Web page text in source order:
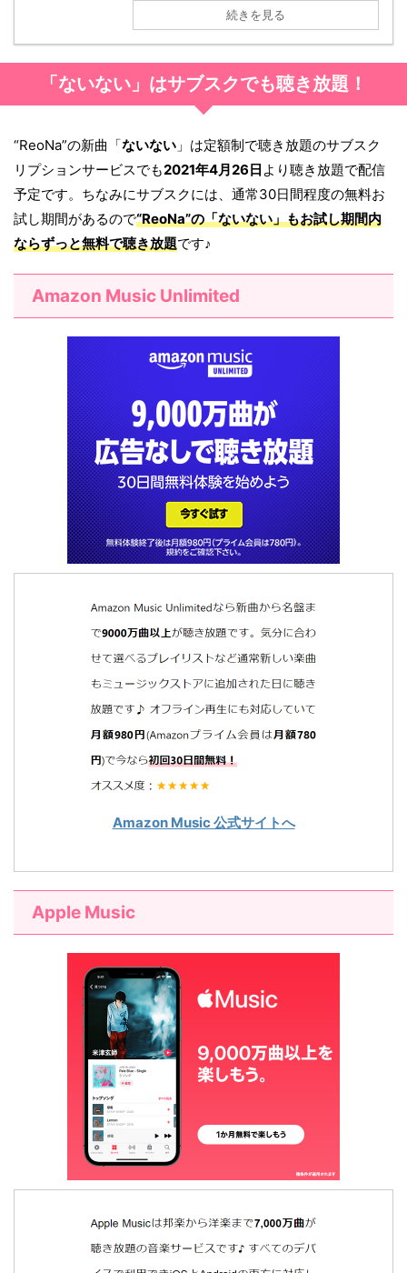
続きを見る
「ないない」はサブスクでも聴き放題！
“ReoNa”の新曲「ないない 」は定額制で聴き放題のサブスク
リプションサービスでも2021年4月26日 より聴き放題で配信
予定です。ちなみにサブスクには、通常30日間程度の無料お
試し期間があるので“ReoNa”の「ないない」もお試し期間内
ならずっと無料で聴き放題です♪
Amazon Music Unlimited
Amazon Music 公式サイトへ
Apple Music